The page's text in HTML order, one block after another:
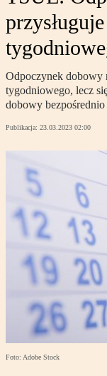
Odpoczynek dobowy
tygodniowego, lecz
dobowy
Publikacja: 23.03.2023 02:00
Foto: Adobe Stock